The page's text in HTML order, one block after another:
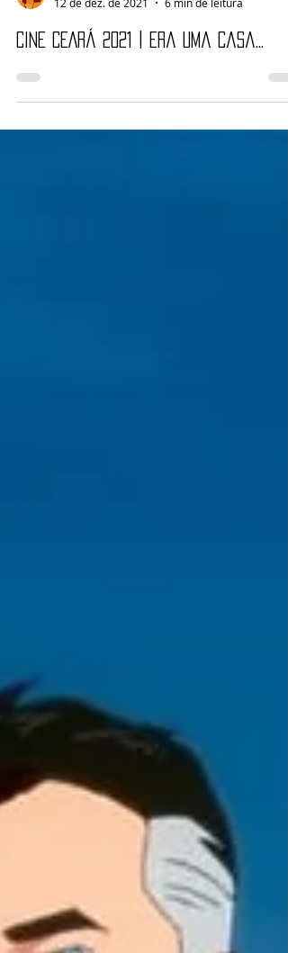
12 de dez. de 2021
6 min de leitura
CINE CEARÁ 2021 | Era uma casa...